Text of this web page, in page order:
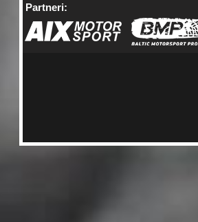
Partneri: